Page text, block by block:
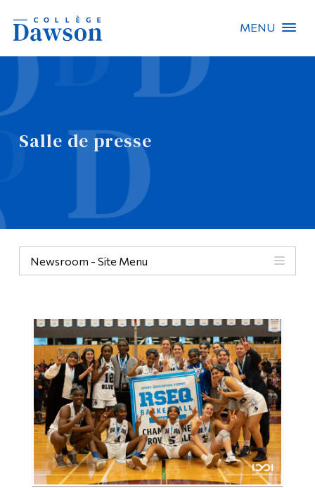
MENU
Salle de presse
Newsroom - Site Menu
Recherche sur le site
Recherche de personnes
EN
Omnivox
Liens rapides
Outils
Liens
Menu principal
Programmes
Formation continue
Admissions